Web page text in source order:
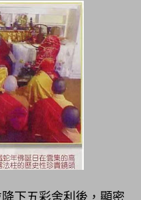
下五彩舍利後，顯密